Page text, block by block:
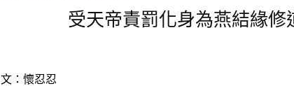
受天帝責罰化身為燕結緣修
文：懷忍忍